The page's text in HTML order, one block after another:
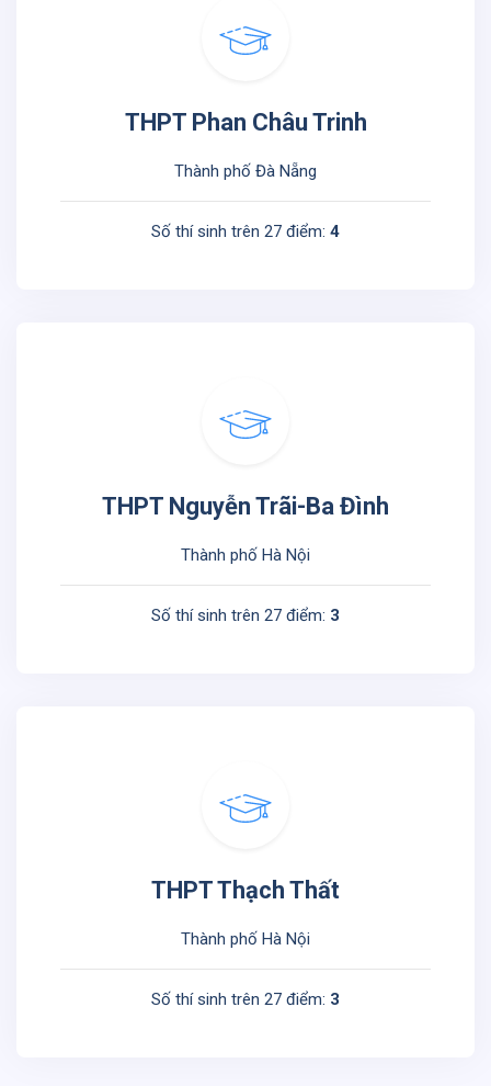
THPT Phan Châu Trinh
Thành phố Đà Nẵng
Số thí sinh trên 27 điểm: 4
THPT Nguyễn Trãi-Ba Đình
Thành phố Hà Nội
Số thí sinh trên 27 điểm: 3
THPT Thạch Thất
Thành phố Hà Nội
Số thí sinh trên 27 điểm: 3